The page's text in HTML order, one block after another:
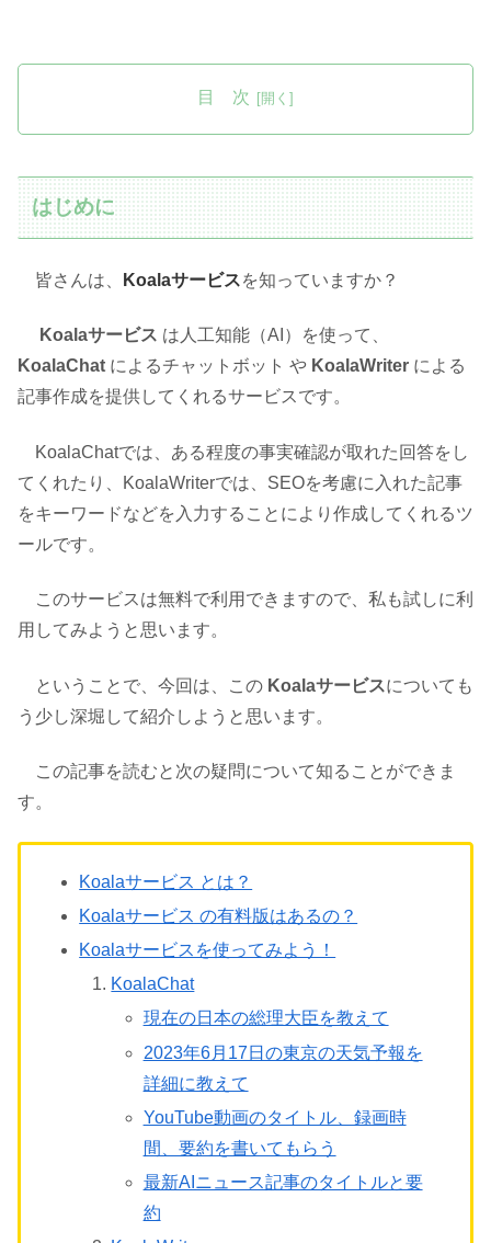
目 次
はじめに
皆さんは、 Koalaサービスを知っていますか？
Koalaサービス は人工知能（AI）を使って、
KoalaChat によるチャットボット や KoalaWriter による
記事作成を提供してくれるサービスです。
KoalaChatでは、ある程度の事実確認が取れた回答をし
てくれたり、KoalaWriterでは、SEOを考慮に入れた記事
をキーワードなどを入力することにより作成してくれるツ
ールです。
このサービスは無料で利用できますので、私も試しに利
用してみようと思います。
ということで、今回は、この Koalaサービスについても
う少し深堀して紹介しようと思います。
この記事を読むと次の疑問について知ることができま
す。
Koalaサービス とは？
Koalaサービス の有料版はあるの？
Koalaサービスを使ってみよう！
KoalaChat
現在の日本の総理大臣を教えて
2023年6月17日の東京の天気予報を
詳細に教えて
YouTube動画のタイトル、録画時
間、要約を書いてもらう
最新AIニュース記事のタイトルと要
約